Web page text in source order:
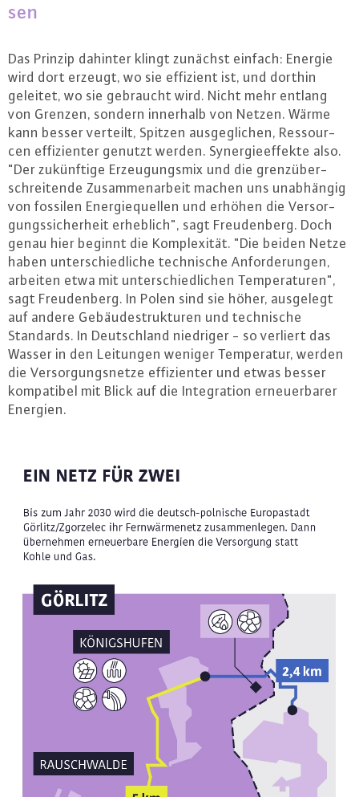
sen
Das Prinzip dahinter klingt zunächst einfach: Energie
wird dort erzeugt, wo sie effizient ist, und dorthin
geleitet, wo sie gebraucht wird. Nicht mehr entlang
von Grenzen, sondern innerhalb von Netzen. Wärme
kann besser verteilt, Spitzen aus­ge­gli­chen, Res­sour­
cen ef­fi­zi­en­ter genutzt werden. Syn­er­gie­ef­fek­te also.
"Der zu­künf­ti­ge Er­zeu­gungs­mix und die grenz­über­
schrei­ten­de Zu­sam­men­ar­beit machen uns un­ab­hän­gig
von fossilen En­er­gie­quel­len und erhöhen die Ver­sor­
gungs­si­cher­heit erheblich", sagt Freu­den­berg. Doch
genau hier beginnt die Kom­ple­xi­tät. "Die beiden Netze
haben un­ter­schied­li­che tech­ni­sche An­for­de­run­gen,
arbeiten etwa mit un­ter­schied­li­chen Tem­pe­ra­tu­ren",
sagt Freu­den­berg. In Polen sind sie höher, ausgelegt
auf andere Ge­bäu­de­struk­tu­ren und tech­ni­sche
Standards. In Deutsch­land niedriger - so verliert das
Wasser in den Leitungen weniger Tem­pe­ra­tur, werden
die Ver­sor­gungs­net­ze ef­fi­zi­en­ter und etwas besser
kom­pa­ti­bel mit Blick auf die In­te­gra­ti­on er­neu­er­ba­rer
Energien.